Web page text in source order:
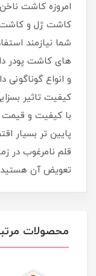
امروزه کاشت
کاشت ژل و کاشت
شما نیازمند
های کاشت پودر
و انواع گوناگونی
کیفیت تاثیر
با کیفیت و قیمت
پایین تر بسیار
قلم نامرغوب در
تعویض آن
محصولات